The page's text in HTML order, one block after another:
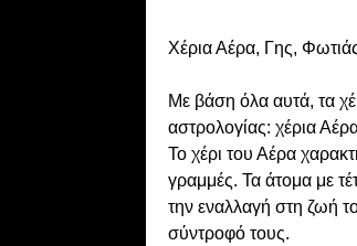
Χέρια Αέρα, Γης,
Με βάση όλα αυτά, τα
αστρολογίας: χέρια
Το χέρι του Αέρα
γραμμές. Τα άτομα με
την εναλλαγή στη ζωή
σύντροφό τους.